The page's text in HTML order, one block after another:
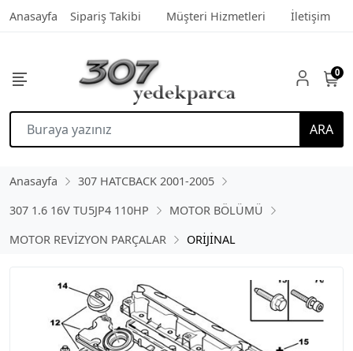
Anasayfa Sipariş Takibi Müşteri Hizmetleri İletişim
ARA
0
Anasayfa
307 HATCBACK 2001-2005
307 1.6 16V TU5JP4 110HP
MOTOR BÖLÜMÜ
MOTOR REVİZYON PARÇALAR
ORİJİNAL